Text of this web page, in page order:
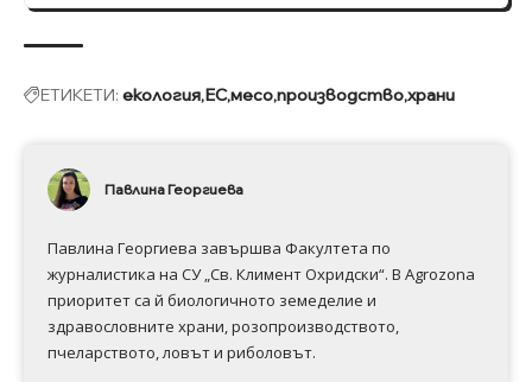
ЕТИКЕТИ: екология ЕСмесопроизводствохрани
Павлина Георгиева
Павлина Георгиева завършва Факултета по
журналистика на СУ „Св. Климент Охридски“. В Аgrozona
приоритет са й биологичното земеделие и
здравословните храни, розопроизводството,
пчеларството, ловът и риболовът.